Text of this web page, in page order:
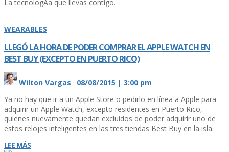
La tecnologÃ­a que llevas contigo.
WEARABLES
LLEGÓ LA HORA DE PODER COMPRAR EL APPLE WATCH EN
BEST BUY (EXCEPTO EN PUERTO RICO)
Wilton Vargas · 08/08/2015 | 3:00 pm
Ya no hay que ir a un Apple Store o pedirlo en lí­nea a Apple para
adquirir un Apple Watch, excepto residentes en Puerto Rico,
quienes nuevamente quedan excluidos de poder adquirir uno de
estos relojes inteligentes en las tres tiendas Best Buy en la isla.
LEE MÁS